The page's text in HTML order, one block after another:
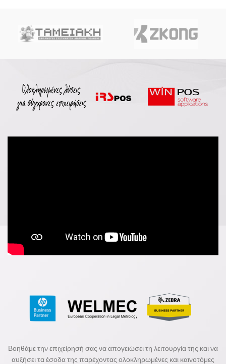
Βοηθάμε την επιχείρησή σας να απογειώσει τη λειτουργία της και να
αυξήσει τα έσοδα της παρέχοντας ολοκληρωμένες και καινοτόμες